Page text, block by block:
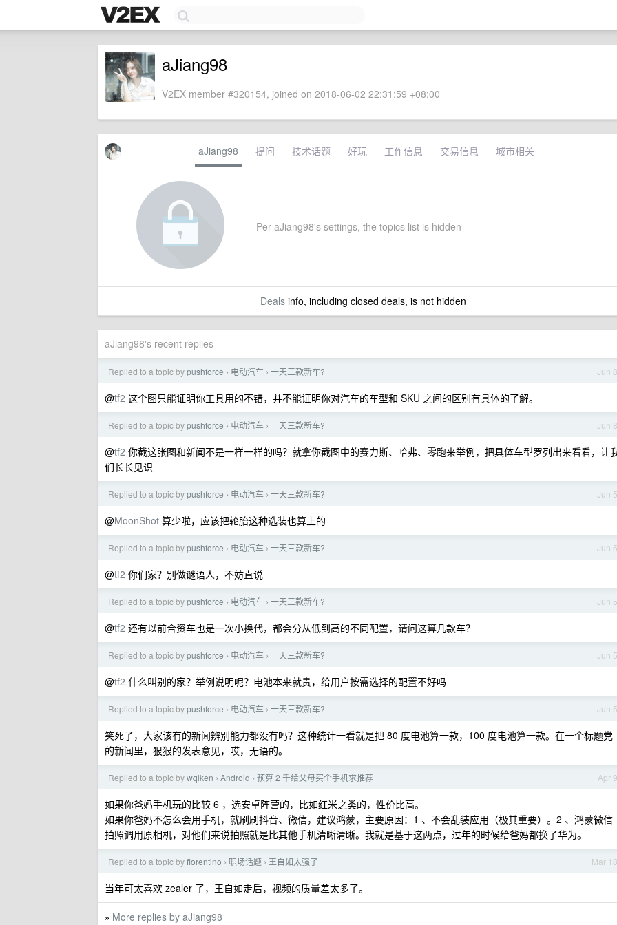
aJiang98
V2EX member #320154, joined on 2018-06-02 22:31:59 +08:00
aJiang98 提问 技术话题 好玩 工作信息 交易信息 城市相关
Per aJiang98's settings, the topics list is hidden
Dealsinfo, including closed deals, is not hidden
aJiang98's recent replies
Jun 8
Replied to a topic bypushforce › 电动汽车 › 一天三款新车?
@tf2 这个图只能证明你工具用的不错，并不能证明你对汽车的车型和 SKU 之间的区别有具体的了解。
Jun 8
Replied to a topic bypushforce › 电动汽车 › 一天三款新车?
@tf2 你截这张图和新闻不是一样一样的吗？就拿你截图中的赛力斯、哈弗、零跑来举例，把具体车型罗列出来看看，让
们长长见识
Jun 5
Replied to a topic bypushforce › 电动汽车 › 一天三款新车?
@MoonShot 算少啦，应该把轮胎这种选装也算上的
Jun 5
Replied to a topic bypushforce › 电动汽车 › 一天三款新车?
@tf2 你们家？别做谜语人，不妨直说
Jun 5
Replied to a topic bypushforce › 电动汽车 › 一天三款新车?
@tf2 还有以前合资车也是一次小换代，都会分从低到高的不同配置，请问这算几款车？
Jun 5
Replied to a topic bypushforce › 电动汽车 › 一天三款新车?
@tf2 什么叫别的家？举例说明呢？电池本来就贵，给用户按需选择的配置不好吗
Jun 5
Replied to a topic bypushforce › 电动汽车 › 一天三款新车?
笑死了，大家该有的新闻辨别能力都没有吗？这种统计一看就是把 80 度电池算一款，100 度电池算一款。在一个标题党
的新闻里，狠狠的发表意见，哎，无语的。
Apr 9
Replied to a topic bywqlken › Android › 预算 2 千给父母买个手机求推荐
如果你爸妈手机玩的比较 6 ，选安卓阵营的，比如红米之类的，性价比高。
如果你爸妈不怎么会用手机，就刷刷抖音、微信，建议鸿蒙，主要原因：1 、不会乱装应用（极其重要）。2 、鸿蒙微信
拍照调用原相机，对他们来说拍照就是比其他手机清晰清晰。我就是基于这两点，过年的时候给爸妈都换了华为。
Mar 18
Replied to a topic byflorentino › 职场话题 › 王自如太强了
当年可太喜欢 zealer 了，王自如走后，视频的质量差太多了。
» More replies by aJiang98